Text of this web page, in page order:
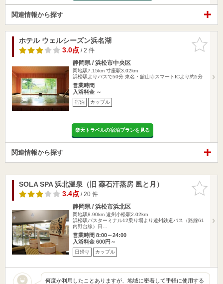
関連情報から探す
お気に入
りに追加
ホテル ウェルシーズン浜名湖
3.0点/ 2 件
静岡県 / 浜松市中央区
岡地駅7.15km 寸座駅3.02km
浜松駅よりバスで50分 東名・舘山寺スマートICより約5分
営業時間
入浴料金 ～
宿泊 カップル
楽天トラベルの宿泊プランを見る
関連情報から探す
お気に入
りに追加
SOLA SPA 浜北温泉（旧 薬石汗蒸房 風と月）
3.4点/ 20 件
静岡県 / 浜松市浜北区
岡地駅8.90km 遠州小松駅2.02km
浜松駅バスターミナル12乗り場より遠州鉄道バス（路線61
内野台線）日…
営業時間 8:00～24:00
入浴料金 600円～
日帰り カップル
何度か利用したことありますが、地域に密着して手軽に使用する